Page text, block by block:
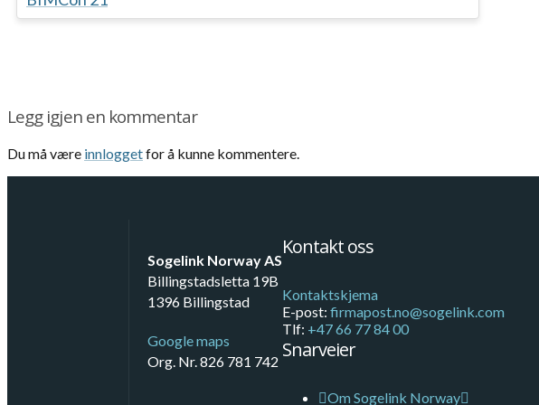
Legg igjen en kommentar
Du må være innloggetfor å kunne kommentere.
Sogelink Norway AS
Billingstadsletta 19B
1396 Billingstad
Google maps
Org. Nr. 826 781 742
Kontakt oss
Kontaktskjema
E-post:firmapost.no@sogelink.com
Tlf: +47 66 77 84 00
Snarveier
Om Sogelink Norway